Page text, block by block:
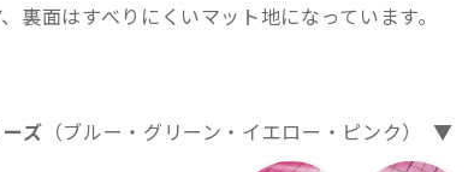
裏面はすべりにくいマット地になっています。
ズ （ブルー・グリーン・イエロー・ピンク） ▼